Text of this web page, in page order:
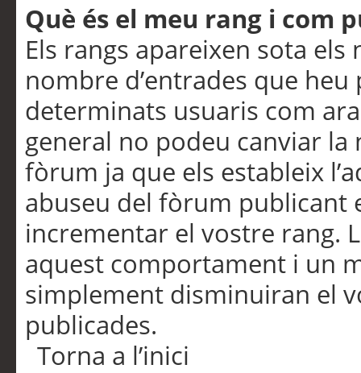
Què és el meu rang i com
Els rangs apareixen sota
nombre d’entrades que
determinats usuaris com
general no podeu canviar
fòrum ja que els estableix
abuseu del fòrum publicant
incrementar el vostre rang.
aquest comportament i un
simplement disminuiran el
publicades.
Torna a l’inici